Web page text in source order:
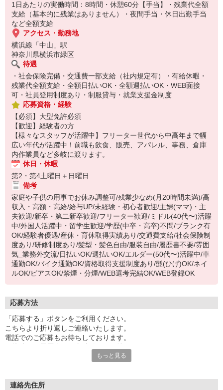
1日あたりの実働時間：8時間・休憩60分【手当】・残業代全額
支給（基本的に残業はありません）・夜間手当・休日出勤手当
など全額支給
アクセス・勤務地
横浜線「中山」駅
神奈川県横浜市緑区
待遇
・社会保険完備・交通費一部支給（社内規定有）・有給休暇・
残業代全額支給・全額日払いOK・全額週払いOK・WEB面接
可・社員登用制度あり・制服貸与・就業支援金制度
応募資格・経験
【必須】大型免許必須
【歓迎】経験者の方
【様々なスタッフが活躍中】フリーター世代から中高年まで幅
広い年代が活躍中！前職も飲食、販売、アパレル、事務、倉庫
内作業員など多岐に渡ります。
休日・休暇
第2・第4土曜日＋日曜日
備考
家庭や子供の用事でお休み調整可/残業少なめ(月20時間未満)/高
収入・高額・高給/給与UP/未経験・初心者歓迎/主婦(ママ)・主
夫歓迎/新卒・第二新卒歓迎/フリーター歓迎/ミドル(40代〜)活躍
中/外国人活躍中・留学生歓迎/学歴(中卒・高卒)不問/ブランク有
OK/経験者優遇/産休・育休取得実績あり/交通費支給/社会保険制
度あり/研修制度あり/髪型・髪色自由/服装自由/履歴書不要/雰囲
気_業務外交流/日払いOK/週払いOK/エルダー(50代〜)活躍中/車
通勤OK/バイク通勤OK/資格取得支援制度あり/髭(ひげ)OK/ネイ
ルOK/ピアスOK/禁煙・分煙/WEB選考完結OK/WEB登録OK
応募方法
「応募する」ボタンをご利用ください。
こちらより折り返しご連絡いたします。
電話でのご応募もお待ちしております。
もっと見る
連絡先住所